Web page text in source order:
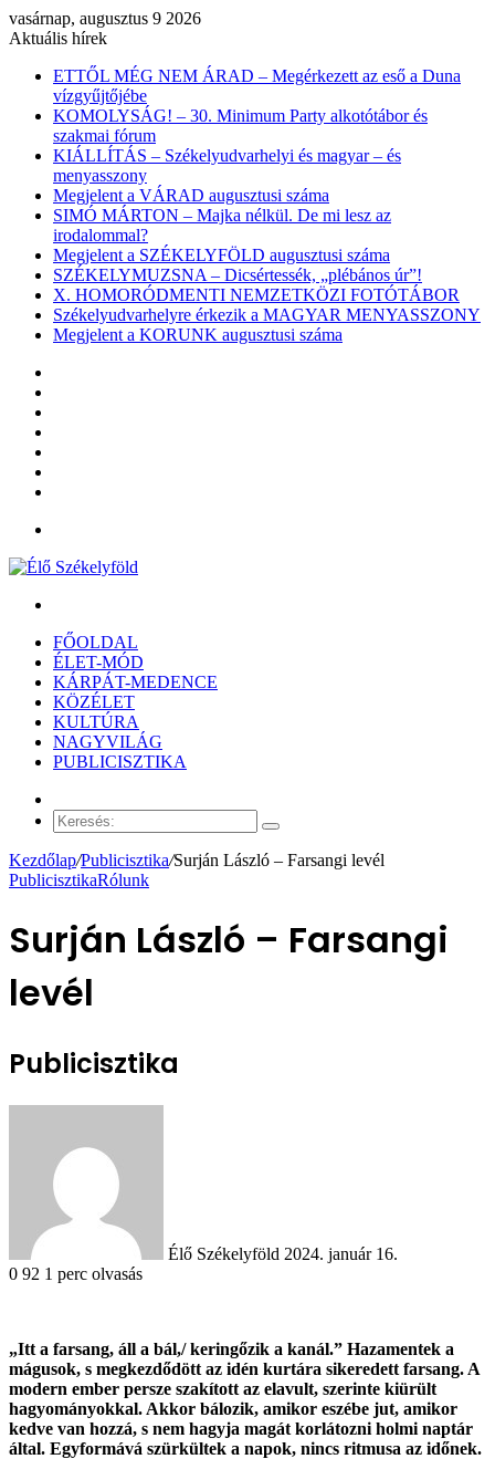
vasárnap, augusztus 9 2026
Aktuális hírek
ETTŐL MÉG NEM ÁRAD – Megérkezett az eső a Duna
vízgyűjtőjébe
KOMOLYSÁG! – 30. Minimum Party alkotótábor és
szakmai fórum
KIÁLLÍTÁS – Székelyudvarhelyi és magyar – és
menyasszony
Megjelent a VÁRAD augusztusi száma
SIMÓ MÁRTON – Majka nélkül. De mi lesz az
irodalommal?
Megjelent a SZÉKELYFÖLD augusztusi száma
SZÉKELYMUZSNA – Dicsértessék, „plébános úr”!
X. HOMORÓDMENTI NEMZETKÖZI FOTÓTÁBOR
Székelyudvarhelyre érkezik a MAGYAR MENYASSZONY
Megjelent a KORUNK augusztusi száma
FŐOLDAL
ÉLET-MÓD
KÁRPÁT-MEDENCE
KÖZÉLET
KULTÚRA
NAGYVILÁG
PUBLICISZTIKA
cikk
Keresés:
Kezdőlap/Publicisztika/Surján László – Farsangi levél
PublicisztikaRólunk
Surján László – Farsangi
levél
Publicisztika
Élő Székelyföld 2024. január 16.
0 92 1 perc olvasás
„Itt a farsang, áll a bál,/ keringőzik a kanál.” Hazamentek a
mágusok, s megkezdődött az idén kurtára sikeredett farsang. A
modern ember persze szakított az elavult, szerinte kiürült
hagyományokkal. Akkor bálozik, amikor eszébe jut, amikor
kedve van hozzá, s nem hagyja magát korlátozni holmi naptár
által. Egyformává szürkültek a napok, nincs ritmusa az időnek.